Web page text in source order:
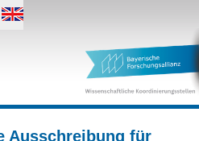
Ausschreibung für